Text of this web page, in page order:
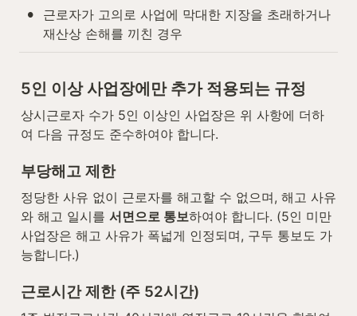
•
근로자가 고의로 사업에 막대한 지장을 초래하거나
재산상 손해를 끼친 경우
5인 이상 사업장에만 추가 적용되는 규정
상시근로자 수가 5인 이상인 사업장은 위 사항에 더하
여 다음 규정도 준수하여야 합니다.
부당해고 제한
정당한 사유 없이 근로자를 해고할 수 없으며, 해고 사유
와 해고 일시를 서면으로 통보하여야 합니다. (5인 미만
사업장은 해고 사유가 폭넓게 인정되며, 구두 통보도 가
능합니다.)
근로시간 제한 (주 52시간)